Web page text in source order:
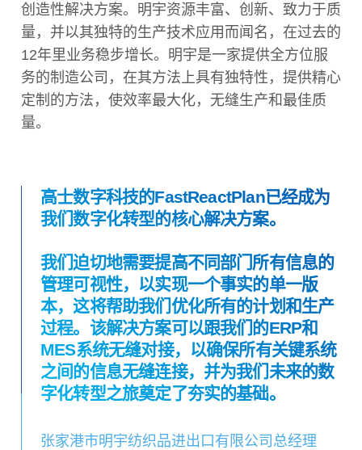
创造性解决方案。明宇资源丰富、创新、致力于质
量，并以其独特的生产技术应用而闻名，在过去的
12年里业务稳步增长。明宇是一家提供全方位服
务的制造公司，在其方法上具有独特性，提供精心
定制的方法，使效率最大化，无缝生产和最佳质
量。
高士数字科技的FastReactPlan已经成为
我们数字化转型的核心解决方案。
我们迫切地需要提高不同部门所有信息的
管理可视性，以实现一个事实的单一版
本，这将帮助我们优化所有的计划和生产
过程。该解决方案可以跟我们的ERP和
MES系统无缝对接，以确保所有关键系统
之间的信息无缝连接，并为我们未来的数
字化转型之旅奠定了夯实的基础。
张家港市明宇纺织品进出口有限公司总经理